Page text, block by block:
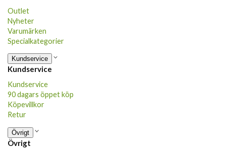
Outlet
Nyheter
Varumärken
Specialkategorier
Kundservice
Kundservice
Kundservice
90 dagars öppet köp
Köpevillkor
Retur
Övrigt
Övrigt